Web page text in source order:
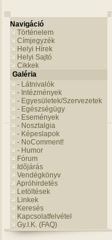
Navigáció
Történelem
Címjegyzék
Helyi Hírek
Helyi Sajtó
Cikkek
Galéria
- Látnivalók
- Intézmények
- Egyesületek/Szervezetek
- Egészségügy
- Események
- Nosztalgia
- Képeslapok
- NoComment!
- Humor
Fórum
Idõjárás
Vendégkönyv
Apróhirdetés
Letöltések
Linkek
Keresés
Kapcsolatfelvétel
Gy.I.K. (FAQ)